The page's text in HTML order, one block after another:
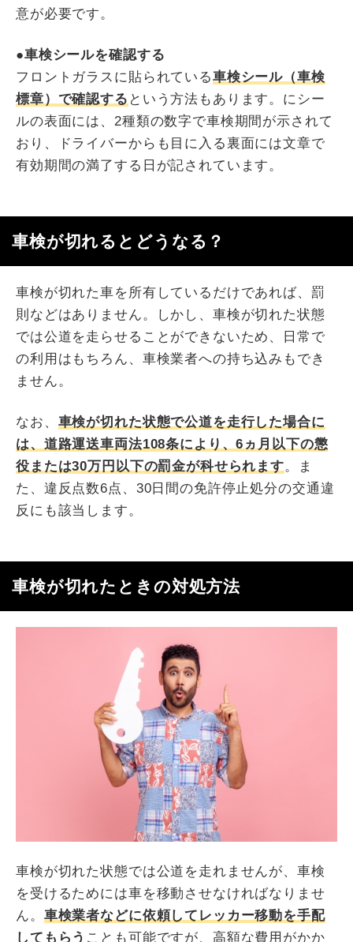
意が必要です。
●車検シールを確認する
フロントガラスに貼られている車検シール（車検
標章）で確認する という方法もあります。にシー
ルの表面には、2種類の数字で車検期間が示されて
おり、ドライバーからも目に入る裏面には文章で
有効期間の満了する日が記されています。
車検が切れるとどうなる？
車検が切れた車を所有しているだけであれば、罰
則などはありません。しかし、車検が切れた状態
では公道を走らせることができないため、日常で
の利用はもちろん、車検業者への持ち込みもでき
ません。
なお、 車検が切れた状態で公道を走行した場合に
は、道路運送車両法108条により、6ヵ月以下の懲
役または30万円以下の罰金が科せられます。ま
た、違反点数6点、30日間の免許停止処分の交通違
反にも該当します。
車検が切れたときの対処方法
車検が切れた状態では公道を走れませんが、車検
を受けるためには車を移動させなければなりませ
ん。 車検業者などに依頼してレッカー移動を手配
してもらう ことも可能ですが、高額な費用がかか